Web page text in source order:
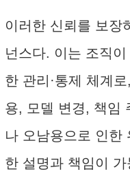
이러한 신뢰를 보장
넌스다. 이는 조직
한 관리·통제 체계
용, 모델 변경, 책임
나 오남용으로 인한
한 설명과 책임이